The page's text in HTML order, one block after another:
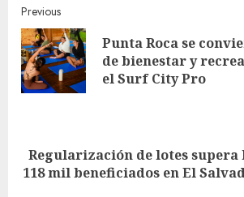
Continue
Reading
Previous
Punta Roca se
de bienestar y
el Surf City Pro
Next
post:
Regularización de lotes supera
118 mil beneficiados en El